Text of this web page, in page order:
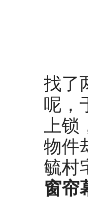
找了
呢，
上
物件
毓村
窗帘